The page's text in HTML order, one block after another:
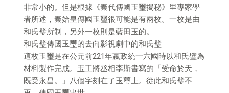
非常小的。但是根據《秦代傳國玉璽揭秘》里專家學
者所述，秦始皇傳國玉璽很可能是有兩枚。一枚是由
和氏璧所制，另外一枚則是藍田玉的。
和氏璧傳國玉璽的去向影視劇中的和氏璧
這枚玉璽是在公元前221年嬴政統一六國時以和氏璧為
材料製作完成。玉工將丞相李斯書寫的「受命於天，
既受永昌。」八個字刻在了玉璽上。從此和氏璧不